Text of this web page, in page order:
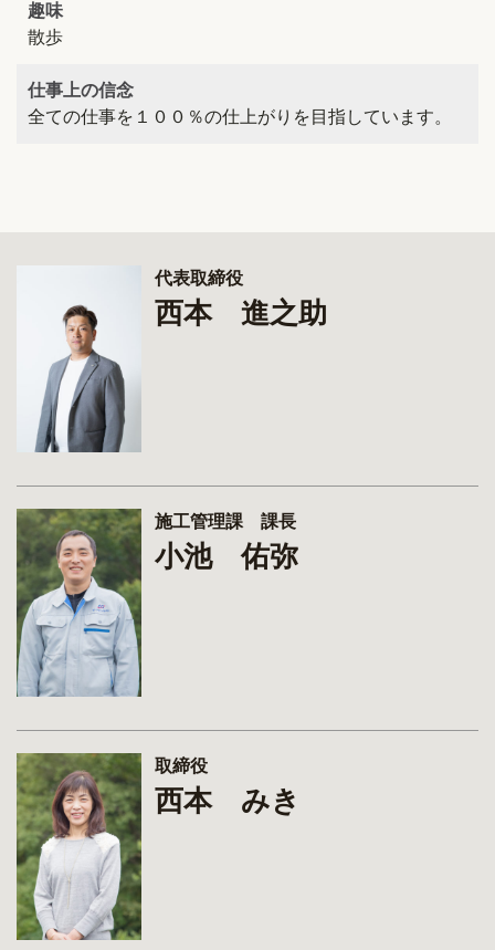
趣味
散歩
仕事上の信念
全ての仕事を１００％の仕上がりを目指しています。
代表取締役
西本 進之助
施工管理課 課長
小池 佑弥
取締役
西本 みき